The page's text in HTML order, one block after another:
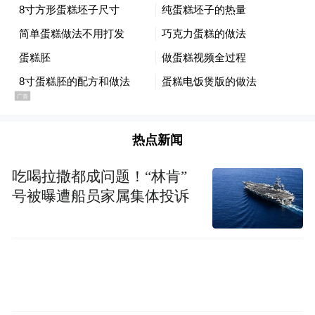
热点新闻
吃喝拉撒都成问题！“林肯”
号被曝遭船员家属集体投诉